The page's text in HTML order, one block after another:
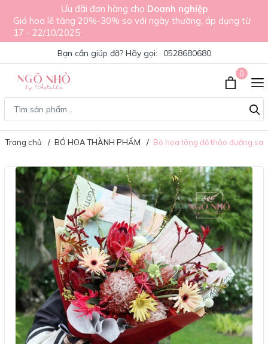
Ưu đãi đơn hàng cho Doanh nghiệp
Giá hoa lễ tăng 20%-30% so với ngày thường, áp dụng từ
17 - 22/10/2025
Bạn cần giúp đỡ? Hãy gọi: 0528680680
0
Trang chủ BÓ HOA THÀNH PHẨM Bó hoa tông đỏ thảo đường